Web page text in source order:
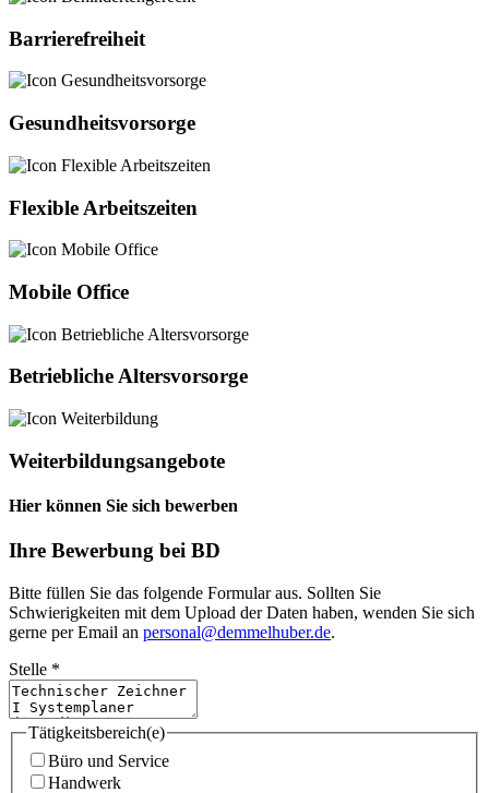
Barrierefreiheit
Gesundheitsvorsorge
Flexible Arbeitszeiten
Mobile Office
Betriebliche Altersvorsorge
Weiterbildungsangebote
Hier können Sie sich bewerben
Ihre Bewerbung bei BD
Bitte füllen Sie das folgende Formular aus. Sollten Sie
Schwierigkeiten mit dem Upload der Daten haben, wenden Sie sich
gerne per Email an personal@demmelhuber.de.
Stelle *
Tätigkeitsbereich(e)
Büro und Service
Handwerk